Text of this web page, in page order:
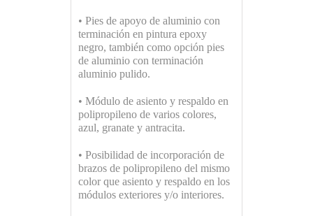
• Pies de apoyo de aluminio con
terminación en pintura epoxy
negro, también como opción pies
de aluminio con terminación
aluminio pulido.
• Módulo de asiento y respaldo en
polipropileno de varios colores,
azul, granate y antracita.
• Posibilidad de incorporación de
brazos de polipropileno del mismo
color que asiento y respaldo en los
módulos exteriores y/o interiores.